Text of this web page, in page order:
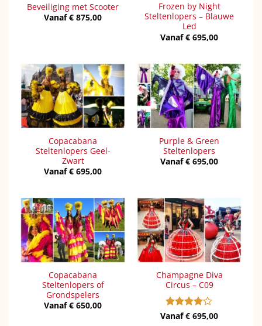
Beveiliging met Scooter
Vanaf€ 875,00
Frozen by Night
Steltenlopers – Blauwe
Led
Vanaf€ 695,00
Copacabana
Steltenlopers Geel-
Zwart
Vanaf€ 695,00
Purple & Green
Steltenlopers
Vanaf€ 695,00
Copacabana
Steltenlopers of
Grondspelers
Vanaf€ 650,00
Champagne Diva
Circus – C09
Gewaardeerd
Vanaf€ 695,00